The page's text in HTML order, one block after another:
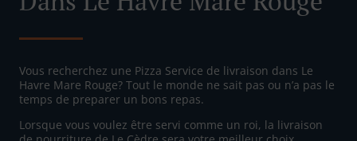
Vous recherchez une Pizza Service de livraison dans Le
Havre Mare Rouge? Tout le monde ne sait pas ou n’a pas le
temps de preparer un bons repas.
Lorsque vous voulez être servi comme un roi, la livraison